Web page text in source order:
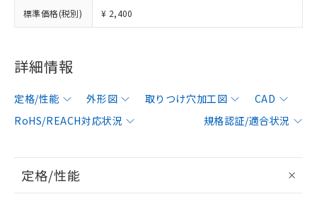
標準価格(税別) ¥ 2,400
詳細情報
定格/性能 外形図 取りつけ穴加工図
CAD
RoHS/REACH対応状況
規格認証/適合状況
定格/性能